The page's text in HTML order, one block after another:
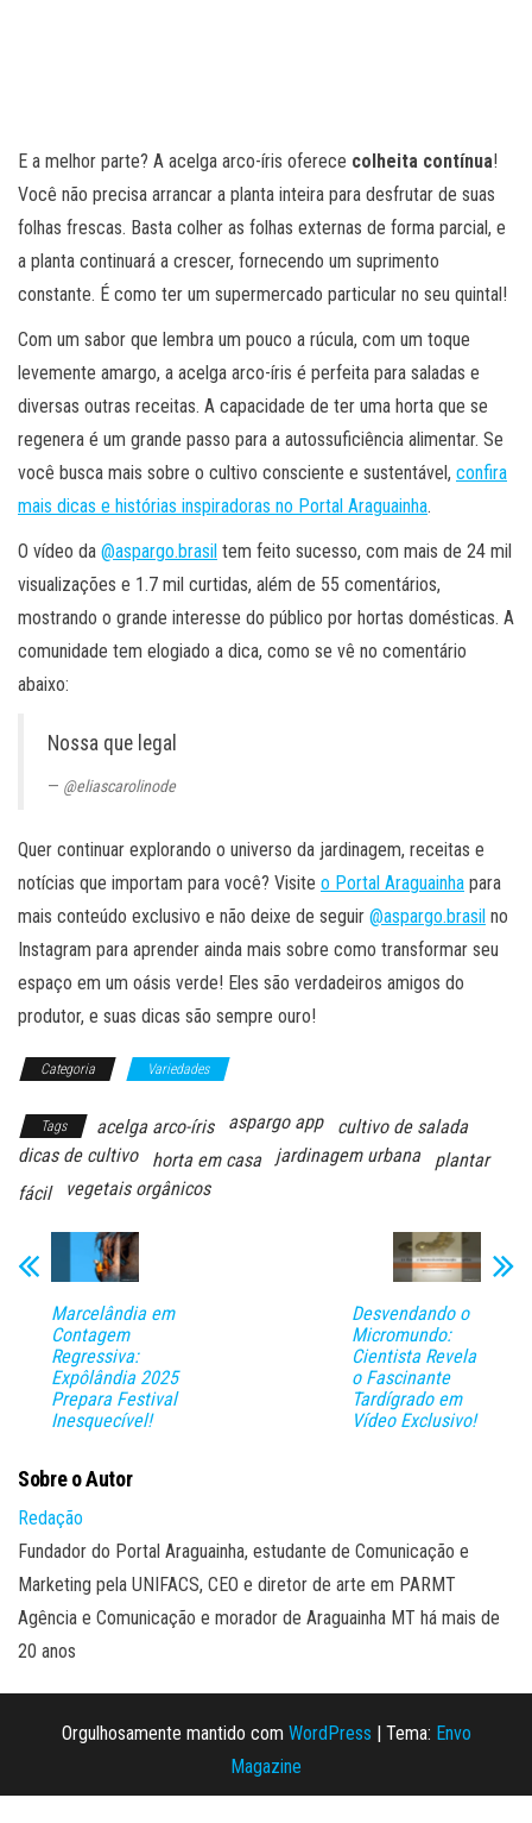
E a melhor parte? A acelga arco-íris oferece colheita contínua!
Você não precisa arrancar a planta inteira para desfrutar de suas
folhas frescas. Basta colher as folhas externas de forma parcial, e
a planta continuará a crescer, fornecendo um suprimento
constante. É como ter um supermercado particular no seu quintal!
Com um sabor que lembra um pouco a rúcula, com um toque
levemente amargo, a acelga arco-íris é perfeita para saladas e
diversas outras receitas. A capacidade de ter uma horta que se
regenera é um grande passo para a autossuficiência alimentar. Se
você busca mais sobre o cultivo consciente e sustentável, confira
mais dicas e histórias inspiradoras no Portal Araguainha.
O vídeo da @aspargo.brasil tem feito sucesso, com mais de 24 mil
visualizações e 1.7 mil curtidas, além de 55 comentários,
mostrando o grande interesse do público por hortas domésticas. A
comunidade tem elogiado a dica, como se vê no comentário
abaixo:
Nossa que legal
@eliascarolinode
Quer continuar explorando o universo da jardinagem, receitas e
notícias que importam para você? Visite o Portal Araguainha para
mais conteúdo exclusivo e não deixe de seguir @aspargo.brasil no
Instagram para aprender ainda mais sobre como transformar seu
espaço em um oásis verde! Eles são verdadeiros amigos do
produtor, e suas dicas são sempre ouro!
Categoria Variedades
Tags acelga arco-íris aspargo app
cultivo de salada
dicas de cultivo
horta em casa jardinagem urbana
plantar
fácil
vegetais orgânicos
Marcelândia em
Contagem
Regressiva:
Expôlândia 2025
Prepara Festival
Inesquecível!
Desvendando o
Micromundo:
Cientista Revela
o Fascinante
Tardígrado em
Vídeo Exclusivo!
Sobre o Autor
Redação
Fundador do Portal Araguainha, estudante de Comunicação e
Marketing pela UNIFACS, CEO e diretor de arte em PARMT
Agência e Comunicação e morador de Araguainha MT há mais de
20 anos
Orgulhosamente mantido com WordPress | Tema: Envo
Magazine